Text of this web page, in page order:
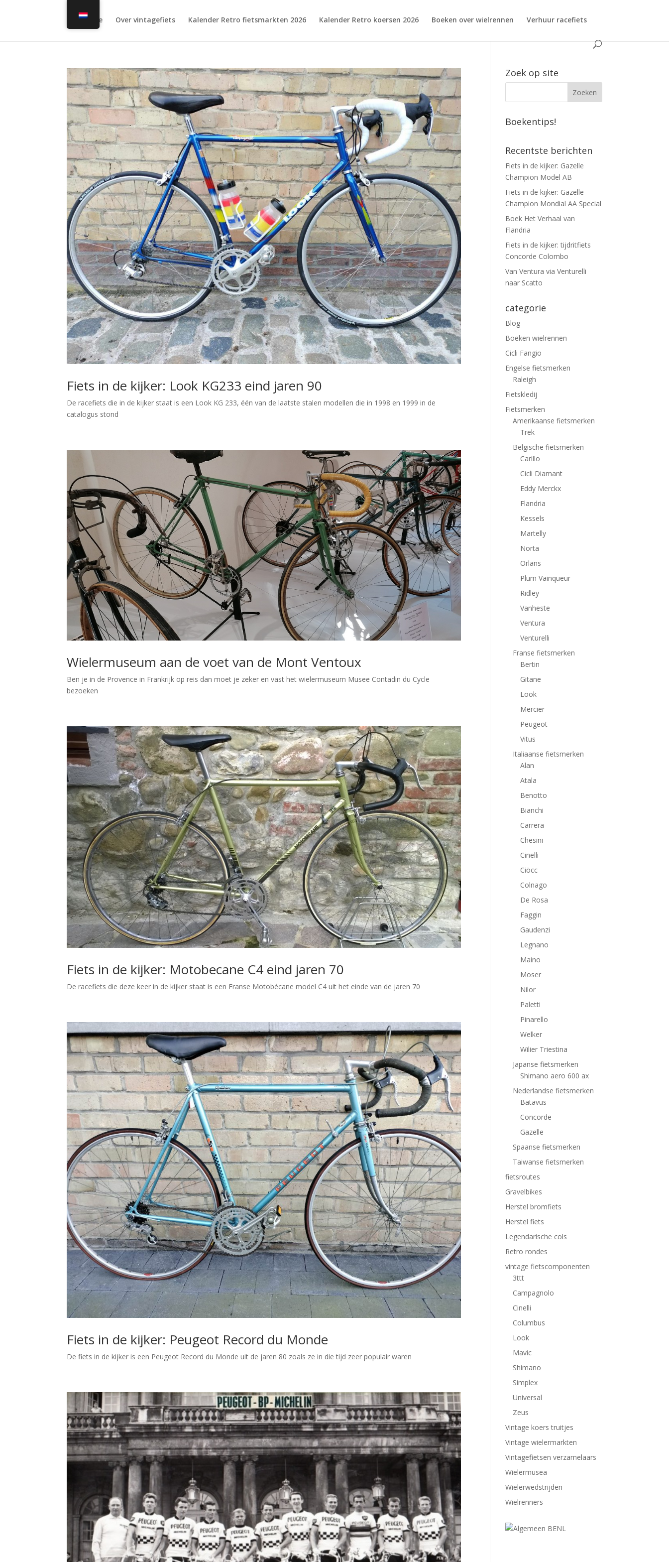
Home Over vintagefiets Kalender Retro fietsmarkten 2026 Kalender Retro koersen 2026 Boeken over wielrennen Verhuur racefiets
Fiets in de kijker: Look KG233 eind jaren 90
De racefiets die in de kijker staat is een Look KG 233, één van de laatste stalen modellen die in 1998 en 1999 in de
catalogus stond
Wielermuseum aan de voet van de Mont Ventoux
Ben je in de Provence in Frankrijk op reis dan moet je zeker en vast het wielermuseum Musee Contadin du Cycle
bezoeken
Fiets in de kijker: Motobecane C4 eind jaren 70
De racefiets die deze keer in de kijker staat is een Franse Motobécane model C4 uit het einde van de jaren 70
Fiets in de kijker: Peugeot Record du Monde
De fiets in de kijker is een Peugeot Record du Monde uit de jaren 80 zoals ze in die tijd zeer populair waren
Zoek op site
Boekentips!
Recentste berichten
Fiets in de kijker: Gazelle
Champion Model AB
Fiets in de kijker: Gazelle
Champion Mondial AA Special
Boek Het Verhaal van
Flandria
Fiets in de kijker: tijdritfiets
Concorde Colombo
Van Ventura via Venturelli
naar Scatto
categorie
Blog
Boeken wielrennen
Cicli Fangio
Engelse fietsmerken
Raleigh
Fietskledij
Fietsmerken
Amerikaanse fietsmerken
Trek
Belgische fietsmerken
Carillo
Cicli Diamant
Eddy Merckx
Flandria
Kessels
Martelly
Norta
Orlans
Plum Vainqueur
Ridley
Vanheste
Ventura
Venturelli
Franse fietsmerken
Bertin
Gitane
Look
Mercier
Peugeot
Vitus
Italiaanse fietsmerken
Alan
Atala
Benotto
Bianchi
Carrera
Chesini
Cinelli
Ciöcc
Colnago
De Rosa
Faggin
Gaudenzi
Legnano
Maino
Moser
Nilor
Paletti
Pinarello
Welker
Wilier Triestina
Japanse fietsmerken
Shimano aero 600 ax
Nederlandse fietsmerken
Batavus
Concorde
Gazelle
Spaanse fietsmerken
Taiwanse fietsmerken
fietsroutes
Gravelbikes
Herstel bromfiets
Herstel fiets
Legendarische cols
Retro rondes
vintage fietscomponenten
3ttt
Campagnolo
Cinelli
Columbus
Look
Mavic
Shimano
Simplex
Universal
Zeus
Vintage koers truitjes
Vintage wielermarkten
Vintagefietsen verzamelaars
Wielermusea
Wielerwedstrijden
Wielrenners